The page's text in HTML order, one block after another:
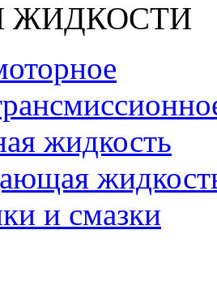
ЖИДКОCТИ
жидкость
и смазки